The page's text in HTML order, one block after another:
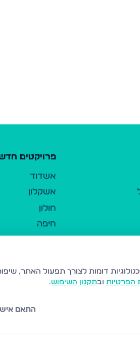
פרויקטים
אשדוד
אשקלון
חולון
חיפה
נהריה
עמנואל
הפרטיות ובתקנון השימוש.
התאם